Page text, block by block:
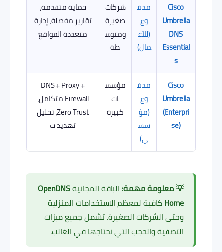
Cisco
Umbrella
DNS
Essential
s
مدف
وع
(للأع
مال)
شركات
صغيرة
ومتوس
طة
حماية متقدمة،
تقارير مفصلة، إدارة
متعددة المواقع
Cisco
Umbrella
(Enterpri
se)
مدف
وع
(مؤ
سس
ي)
مؤسس
ات
كبيرة
DNS + Proxy +
Firewall متكامل،
Zero Trust، تحليل
تهديدات
💡 معلومة مهمة: الباقة المجانيةOpenDNS
Homeكافية لمعظم الاستخدامات المنزلية
وحتى الشركات الصغيرة. تشمل جميع ميزات
التصفية والحجب التي تحتاجها في الغالب.